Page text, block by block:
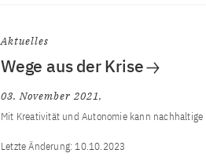
Aktuelles
Wege aus der Krise
03. November 2021
Mit Kreativität und Autonomie kann nachhaltige
Letzte Änderung:10.10.2023